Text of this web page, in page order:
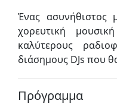
Ένας ασυνήθιστος
χορευτική
καλύτερους
διάσημους DJs που
Πρόγραμμα